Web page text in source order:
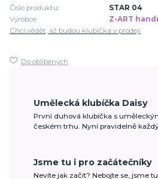
Číslo produktu:
STAR 04
Výrobce:
Z-ART
Chci vědět, až budou klubíčka v prodeji
Do oblíbených
Umělecká klubíčka Daisy
První duhová klubíčka s
českém trhu. Nyní pravidelně
Jsme tu i pro začátečníky
Nevíte jak začít? Nebojte se, jsme